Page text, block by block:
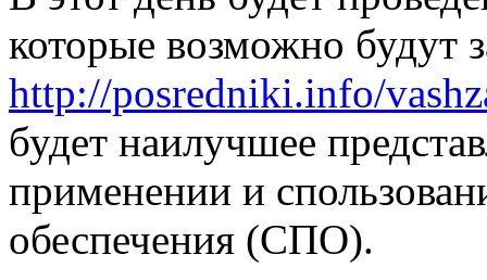
которые возможно будут
http://posredniki.info/
будет наилучшее
применении и
обеспечения (СПО).